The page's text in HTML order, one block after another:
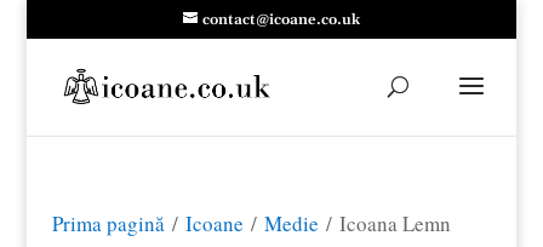
contact@icoane.co.uk
Prima pagină/ Icoane / Medie / Icoana Lemn